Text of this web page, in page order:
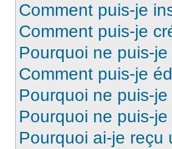
Comment puis-je
Comment puis-je
Pourquoi ne puis-
Comment puis-je
Pourquoi ne puis-
Pourquoi ne puis-
Pourquoi ai-je reçu